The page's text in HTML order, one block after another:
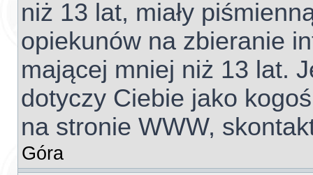
niż 13 lat, miały
opiekunów na zbieranie
mającej mniej niż 13 lat.
dotyczy Ciebie jako
na stronie WWW,
Góra